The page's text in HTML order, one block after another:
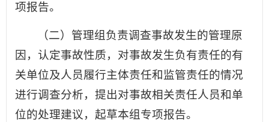
项报告。
（二）管理组负责调查事故发生的管理原
因，认定事故性质，对事故发生负有责任的有
关单位及人员履行主体责任和监管责任的情况
进行调查分析，提出对事故相关责任人员和单
位的处理建议，起草本组专项报告。